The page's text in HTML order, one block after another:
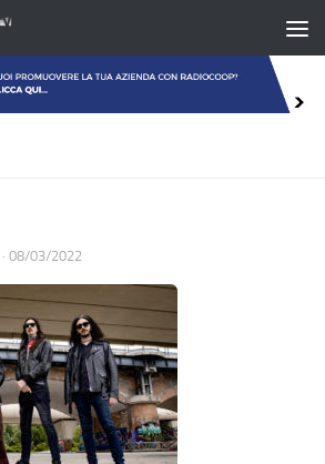
· 08/03/2022